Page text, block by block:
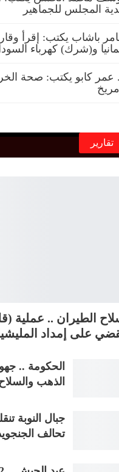
المجلس للجماهير
باشاب يكتب: إقرأ
و(شرك) كهرباء
عمر كابو يكتب: صحة
تقارير
الطيران .. عملية
على إمداد
الحكومة ..
الذهب
جبال النوبة
تحالف